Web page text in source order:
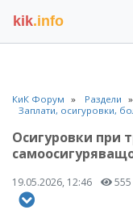
kik.info
КиК Форум
Раздели
Заплати, осигуровки,
Осигуровки при
19.05.2026, 12:46 555